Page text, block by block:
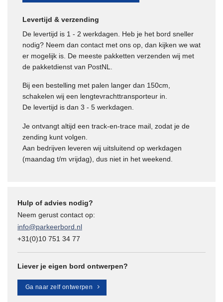
Levertijd & verzending
De levertijd is 1 - 2 werkdagen. Heb je het bord sneller
nodig? Neem dan contact met ons op, dan kijken we wat
er mogelijk is. De meeste pakketten verzenden wij met
de pakketdienst van PostNL.
Bij een bestelling met palen langer dan 150cm,
schakelen wij een lengtevrachttransporteur in.
De levertijd is dan 3 - 5 werkdagen.
Je ontvangt altijd een track-en-trace mail, zodat je de
zending kunt volgen.
Aan bedrijven leveren wij uitsluitend op werkdagen
(maandag t/m vrijdag), dus niet in het weekend.
Hulp of advies nodig?
Neem gerust contact op:
info@parkeerbord.nl
+31(0)10 751 34 77
Liever je eigen bord ontwerpen?
Ga naar zelf ontwerpen